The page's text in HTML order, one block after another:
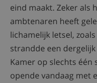
eind maakt. Zeker als
ambtenaren heeft
lichamelijk letsel,
strandde een
Kamer op slechts één
opende vandaag met